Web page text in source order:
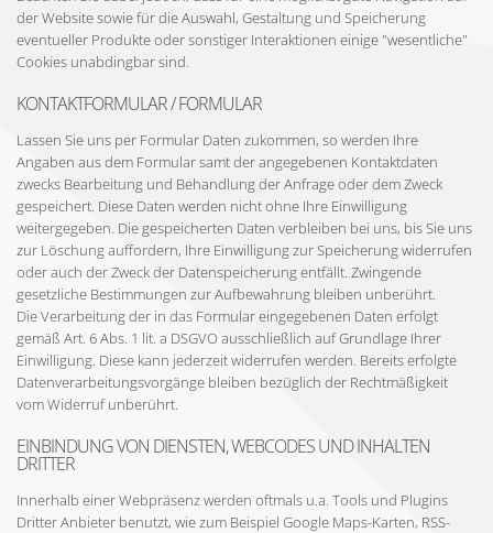
der Website sowie für die Auswahl, Gestaltung und Speicherung
eventueller Produkte oder sonstiger Interaktionen einige "wesentliche"
Cookies unabdingbar sind.
KONTAKTFORMULAR / FORMULAR
Lassen Sie uns per Formular Daten zukommen, so werden Ihre
Angaben aus dem Formular samt der angegebenen Kontaktdaten
zwecks Bearbeitung und Behandlung der Anfrage oder dem Zweck
gespeichert. Diese Daten werden nicht ohne Ihre Einwilligung
weitergegeben. Die gespeicherten Daten verbleiben bei uns, bis Sie uns
zur Löschung auffordern, Ihre Einwilligung zur Speicherung widerrufen
oder auch der Zweck der Datenspeicherung entfällt. Zwingende
gesetzliche Bestimmungen zur Aufbewahrung bleiben unberührt.
Die Verarbeitung der in das Formular eingegebenen Daten erfolgt
gemäß Art. 6 Abs. 1 lit. a DSGVO ausschließlich auf Grundlage Ihrer
Einwilligung. Diese kann jederzeit widerrufen werden. Bereits erfolgte
Datenverarbeitungsvorgänge bleiben bezüglich der Rechtmäßigkeit
vom Widerruf unberührt.
EINBINDUNG VON DIENSTEN, WEBCODES UND INHALTEN
DRITTER
Innerhalb einer Webpräsenz werden oftmals u.a. Tools und Plugins
Dritter Anbieter benutzt, wie zum Beispiel Google Maps-Karten, RSS-